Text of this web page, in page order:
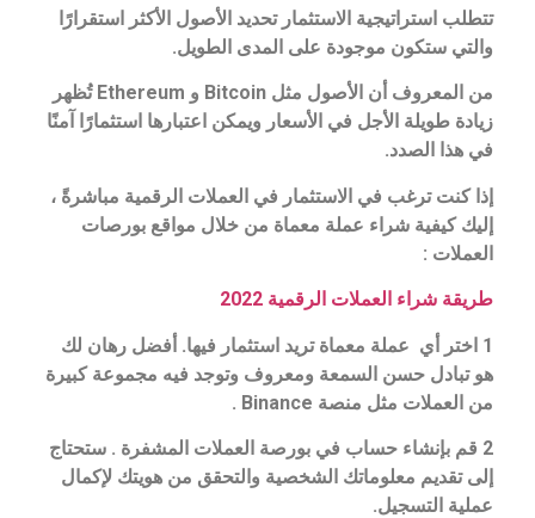
تتطلب استراتيجية الاستثمار تحديد الأصول الأكثر استقرارًا
والتي ستكون موجودة على المدى الطويل.
من المعروف أن الأصول مثل Bitcoin و Ethereum تُظهر
زيادة طويلة الأجل في الأسعار ويمكن اعتبارها استثمارًا آمنًا
في هذا الصدد.
إذا كنت ترغب في الاستثمار في العملات الرقمية مباشرةً ،
إليك كيفية شراء عملة معماة من خلال مواقع بورصات
العملات :
طريقة شراء العملات الرقمية 2022
1 اختر أي عملة معماة تريد استثمار فيها. أفضل رهان لك
هو تبادل حسن السمعة ومعروف وتوجد فيه مجموعة كبيرة
من العملات مثل منصة Binance .
2 قم بإنشاء حساب في بورصة العملات المشفرة . ستحتاج
إلى تقديم معلوماتك الشخصية والتحقق من هويتك لإكمال
عملية التسجيل.